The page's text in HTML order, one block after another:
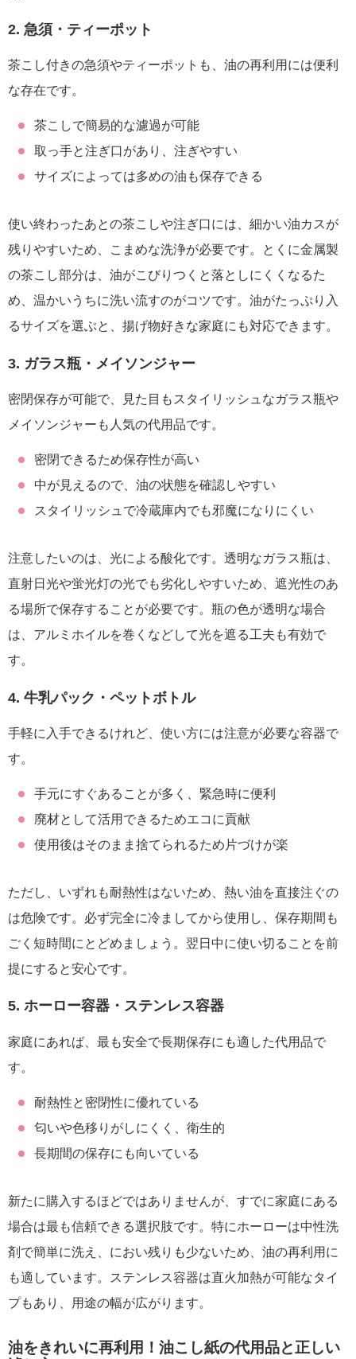
2. 急須・ティーポット
茶こし付きの急須やティーポットも、油の再利用には便利
な存在です。
茶こしで簡易的な濾過が可能
取っ手と注ぎ口があり、注ぎやすい
サイズによっては多めの油も保存できる
使い終わったあとの茶こしや注ぎ口には、細かい油カスが
残りやすいため、こまめな洗浄が必要です。とくに金属製
の茶こし部分は、油がこびりつくと落としにくくなるた
め、温かいうちに洗い流すのがコツです。油がたっぷり入
るサイズを選ぶと、揚げ物好きな家庭にも対応できます。
3. ガラス瓶・メイソンジャー
密閉保存が可能で、見た目もスタイリッシュなガラス瓶や
メイソンジャーも人気の代用品です。
密閉できるため保存性が高い
中が見えるので、油の状態を確認しやすい
スタイリッシュで冷蔵庫内でも邪魔になりにくい
注意したいのは、光による酸化です。透明なガラス瓶は、
直射日光や蛍光灯の光でも劣化しやすいため、遮光性のあ
る場所で保存することが必要です。瓶の色が透明な場合
は、アルミホイルを巻くなどして光を遮る工夫も有効で
す。
4. 牛乳パック・ペットボトル
手軽に入手できるけれど、使い方には注意が必要な容器で
す。
手元にすぐあることが多く、緊急時に便利
廃材として活用できるためエコに貢献
使用後はそのまま捨てられるため片づけが楽
ただし、いずれも耐熱性はないため、熱い油を直接注ぐの
は危険です。必ず完全に冷ましてから使用し、保存期間も
ごく短時間にとどめましょう。翌日中に使い切ることを前
提にすると安心です。
5. ホーロー容器・ステンレス容器
家庭にあれば、最も安全で長期保存にも適した代用品で
す。
耐熱性と密閉性に優れている
匂いや色移りがしにくく、衛生的
長期間の保存にも向いている
新たに購入するほどではありませんが、すでに家庭にある
場合は最も信頼できる選択肢です。特にホーローは中性洗
剤で簡単に洗え、におい残りも少ないため、油の再利用に
も適しています。ステンレス容器は直火加熱が可能なタイ
プもあり、用途の幅が広がります。
油をきれいに再利用！油こし紙の代用品と正しい